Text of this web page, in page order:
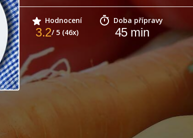
Hodnocení
3.2/ 5 (46x)
Doba přípravy
45min